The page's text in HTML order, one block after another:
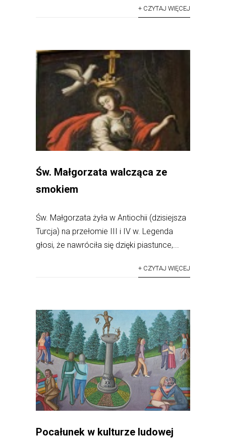
+ CZYTAJ WIĘCEJ
Św. Małgorzata walcząca ze
smokiem
Św. Małgorzata żyła w Antiochii (dzisiejsza
Turcja) na przełomie III i IV w. Legenda
głosi, że nawróciła się dzięki piastunce,...
+ CZYTAJ WIĘCEJ
Pocałunek w kulturze ludowej